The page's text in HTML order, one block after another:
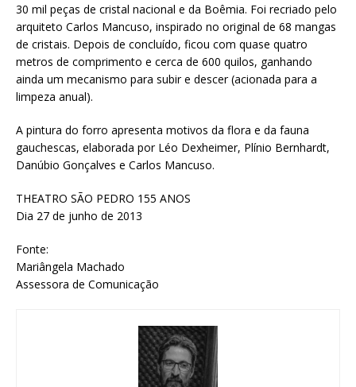
30 mil peças de cristal nacional e da Boêmia. Foi recriado pelo
arquiteto Carlos Mancuso, inspirado no original de 68 mangas
de cristais. Depois de concluído, ficou com quase quatro
metros de comprimento e cerca de 600 quilos, ganhando
ainda um mecanismo para subir e descer (acionada para a
limpeza anual).
A pintura do forro apresenta motivos da flora e da fauna
gauchescas, elaborada por Léo Dexheimer, Plínio Bernhardt,
Danúbio Gonçalves e Carlos Mancuso.
THEATRO SÃO PEDRO 155 ANOS
Dia 27 de junho de 2013
Fonte:
Mariângela Machado
Assessora de Comunicação